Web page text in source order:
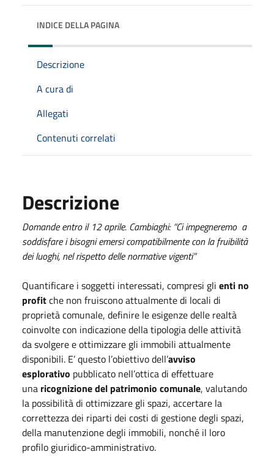
INDICE DELLA PAGINA
Descrizione
A cura di
Allegati
Contenuti correlati
Descrizione
Domande entro il 12 aprile. Cambiaghi: “Ci impegneremo a
soddisfare i bisogniemersi compatibilmente con la fruibilità
dei luoghi, nel rispetto delle normative vigenti”
Quantificare i soggetti interessati, compresi gli enti no
profitche non fruiscono attualmente di locali di
proprietà comunale, definire le esigenze delle realtà
coinvolte con indicazione della tipologia delle attività
da svolgere e ottimizzare gli immobili attualmente
disponibili. E’ questo l’obiettivo dell’avviso
esplorativo pubblicato nell’ottica di effettuare
una ricognizione del patrimonio comunale, valutando
la possibilità di ottimizzare gli spazi, accertare la
correttezza dei riparti dei costi di gestione degli spazi,
della manutenzione degli immobili, nonché il loro
profilo giuridico-amministrativo.